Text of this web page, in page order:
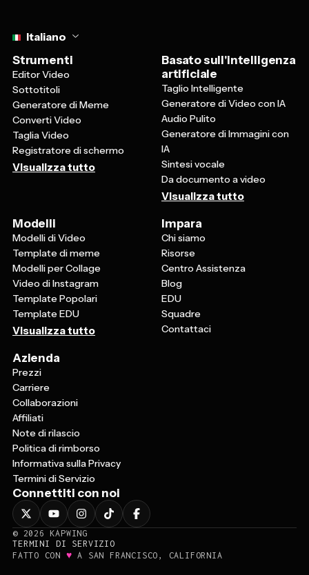
Italiano
Strumenti
Editor Video
Sottotitoli
Generatore di Meme
Converti Video
Taglia Video
Registratore di schermo
Visualizza tutto
Basato sull'intelligenza
artificiale
Taglio Intelligente
Generatore di Video con IA
Audio Pulito
Generatore di Immagini con
IA
Sintesi vocale
Da documento a video
Visualizza tutto
Modelli
Modelli di Video
Template di meme
Modelli per Collage
Video di Instagram
Template Popolari
Template EDU
Visualizza tutto
Impara
Chi siamo
Risorse
Centro Assistenza
Blog
EDU
Squadre
Contattaci
Azienda
Prezzi
Carriere
Collaborazioni
Affiliati
Note di rilascio
Politica di rimborso
Informativa sulla Privacy
Termini di Servizio
Connettiti con noi
© 2026
KAPWING
TERMINI DI SERVIZIO
FATTO CON ♥ A SAN FRANCISCO, CALIFORNIA